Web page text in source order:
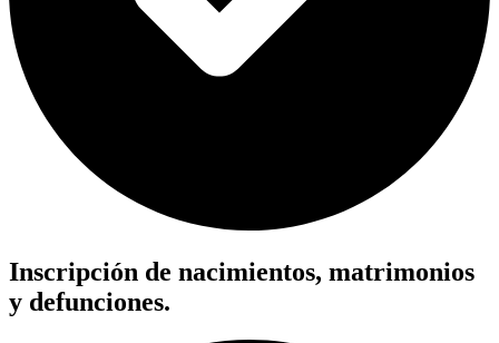
Inscripción de nacimientos, matrimonios
y defunciones.